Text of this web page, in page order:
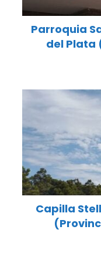
Parroquia
del Plata
Capilla